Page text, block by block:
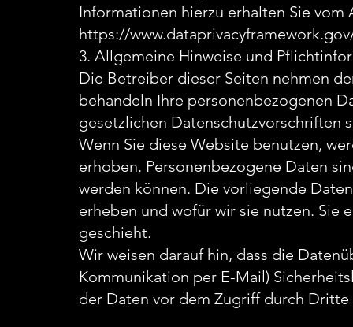
Informationen hierzu erhalten Sie
https://
3. Allgemeine Hinweise und
Die Betreiber dieser Seiten nehmen
behandeln Ihre personenbezogenen
gesetzlichen Datenschutzvorschriften
Wenn Sie diese Website benutzen,
erhoben. Personenbezogene Daten
werden können. Die vorliegende
erheben und wofür wir sie nutzen. Sie
geschieht.
Wir weisen darauf hin, dass die
Kommunikation per E-Mail)
der Daten vor dem Zugriff durch